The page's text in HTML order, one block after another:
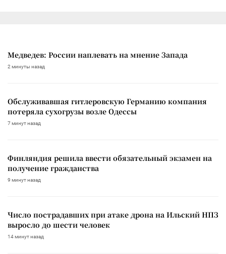
Медведев: России наплевать на мнение Запада
2 минуты назад
Обслуживавшая гитлеровскую Германию компания
потеряла сухогрузы возле Одессы
7 минут назад
Финляндия решила ввести обязательный экзамен на
получение гражданства
9 минут назад
Число пострадавших при атаке дрона на Ильский НПЗ
выросло до шести человек
14 минут назад